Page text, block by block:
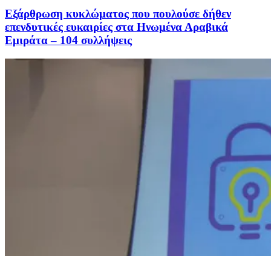
Εξάρθρωση κυκλώματος που πουλούσε δήθεν
επενδυτικές ευκαιρίες στα Ηνωμένα Αραβικά
Εμιράτα – 104 συλλήψεις